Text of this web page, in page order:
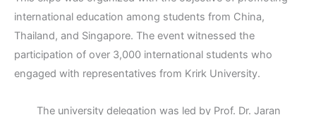
international education among students from China,
Thailand, and Singapore. The event witnessed the
participation of over 3,000 international students who
engaged with representatives from Krirk University.
The university delegation was led by Prof. Dr. Jaran